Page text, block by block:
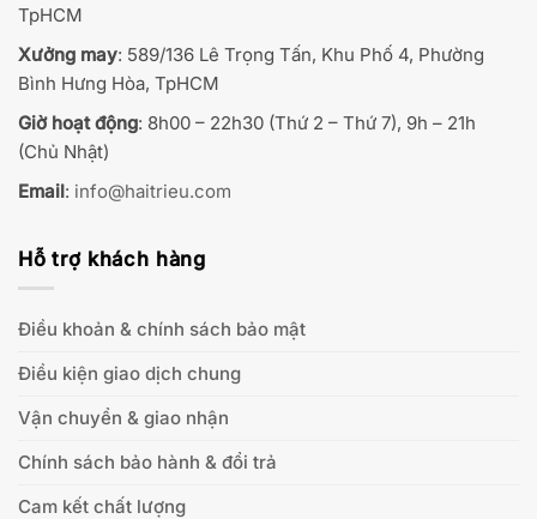
TpHCM
Xưởng may: 589/136 Lê Trọng Tấn, Khu Phố 4, Phường
Bình Hưng Hòa, TpHCM
Giờ hoạt động: 8h00 – 22h30 (Thứ 2 – Thứ 7), 9h – 21h
(Chủ Nhật)
Email: info@haitrieu.com
Hỗ trợ khách hàng
Điều khoản & chính sách bảo mật
Điều kiện giao dịch chung
Vận chuyển & giao nhận
Chính sách bảo hành & đổi trả
Cam kết chất lượng